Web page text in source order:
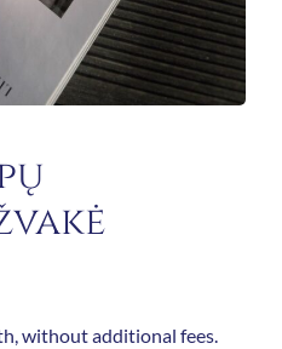
without additional fees.